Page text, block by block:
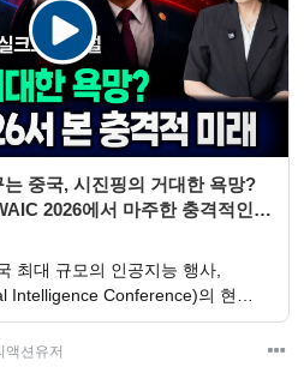
중국, 시진핑의 거대한 욕망?
2026에서 마주한 충격적인
최대 규모의 인공지능 행사,
Intelligence Conference)의 현…
액션유저